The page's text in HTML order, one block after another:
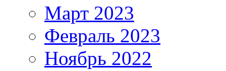
Март 2023
Февраль 2023
Ноябрь 2022